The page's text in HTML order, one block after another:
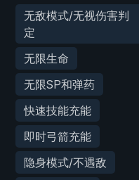
无敌模式/无视伤害判
定
无限生命
无限SP和弹药
快速技能充能
即时弓箭充能
隐身模式/不遇敌